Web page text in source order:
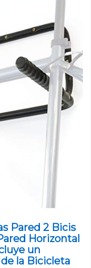
Pared 2 Bicis
Horizontal
un
la Bicicleta